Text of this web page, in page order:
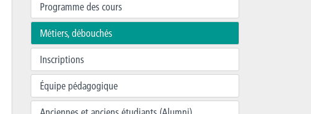
Programme des cours
Métiers, débouchés
Inscriptions
Équipe pédagogique